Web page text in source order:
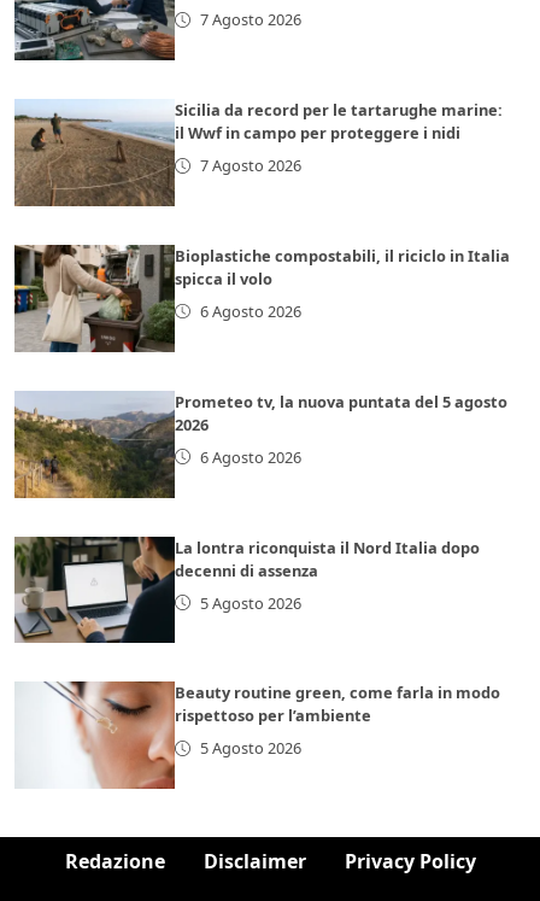
7 Agosto 2026
Sicilia da record per le tartarughe marine:
il Wwf in campo per proteggere i nidi
7 Agosto 2026
Bioplastiche compostabili, il riciclo in Italia
spicca il volo
6 Agosto 2026
Prometeo tv, la nuova puntata del 5 agosto
2026
6 Agosto 2026
La lontra riconquista il Nord Italia dopo
decenni di assenza
5 Agosto 2026
Beauty routine green, come farla in modo
rispettoso per l’ambiente
5 Agosto 2026
Redazione Disclaimer Privacy Policy